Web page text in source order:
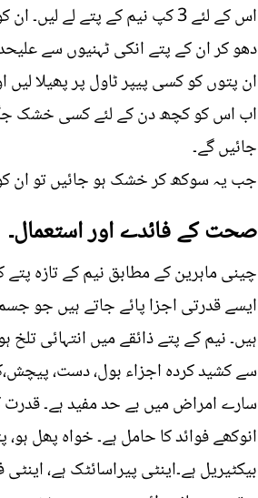
اس کے لئے 3 کپ نیم کے پتے لے لیں۔ ان کو اچھی طرح دھو لیں،100 فیصد آرگینک ہوں تو زیادہ بہتر ہے ۔
دھو کر ان کے پتے انکی ٹہنیوں سے
ان پتوں کو کسی پیپر ٹاول پر پھیلا
اب اس کو کچھ دن کے لئے کسی خشک جگہ
جائیں گے۔
جب یہ سوکھ کر خشک ہو جائیں تو ان
صحت کے فائدے اور استعمال۔
چینی ماہرین کے مطابق نیم کے تازہ
ایسے قدرتی اجزا پائے جاتے ہیں جو
ہیں۔ نیم کے پتے ذائقے میں انتہائی
سے کشید کردہ اجزاء بول، دست،
سارے امراض میں بے حد مفید ہے۔
انوکھے فوائد کا حامل ہے۔ خواہ پھل
بیکٹیریل ہے۔اینٹی پیراسائٹک ہے،